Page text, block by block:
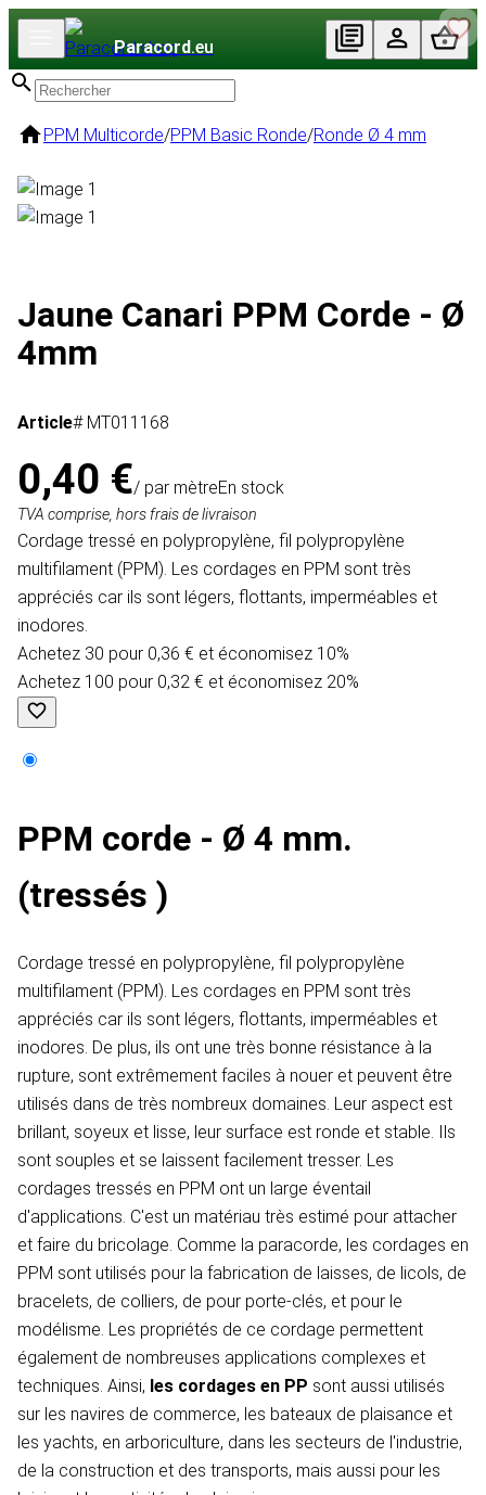
Paracord.eu
PPM Multicorde/PPM Basic Ronde/Ronde Ø 4 mm
Jaune Canari PPM Corde - Ø
4mm
Article# MT011168
0,40 €/ par mètreEn stock
TVA comprise, hors frais de livraison
Cordage tressé en polypropylène, fil polypropylène
multifilament (PPM). Les cordages en PPM sont très
appréciés car ils sont légers, flottants, imperméables et
inodores.
Achetez 30 pour 0,36 € et économisez 10%
Achetez 100 pour 0,32 € et économisez 20%
PPM corde - Ø 4 mm.
(tressés )
Cordage tressé en polypropylène, fil polypropylène
multifilament (PPM). Les cordages en PPM sont très
appréciés car ils sont légers, flottants, imperméables et
inodores. De plus, ils ont une très bonne résistance à la
rupture, sont extrêmement faciles à nouer et peuvent être
utilisés dans de très nombreux domaines. Leur aspect est
brillant, soyeux et lisse, leur surface est ronde et stable. Ils
sont souples et se laissent facilement tresser. Les
cordages tressés en PPM ont un large éventail
d'applications. C'est un matériau très estimé pour attacher
et faire du bricolage. Comme la paracorde, les cordages en
PPM sont utilisés pour la fabrication de laisses, de licols, de
bracelets, de colliers, de pour porte-clés, et pour le
modélisme. Les propriétés de ce cordage permettent
également de nombreuses applications complexes et
techniques. Ainsi, les cordages en PP sont aussi utilisés
sur les navires de commerce, les bateaux de plaisance et
les yachts, en arboriculture, dans les secteurs de l'industrie,
de la construction et des transports, mais aussi pour les